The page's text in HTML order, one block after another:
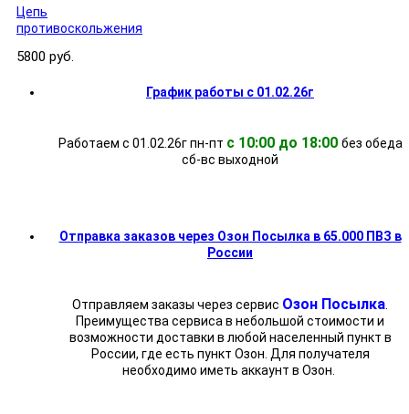
Цепь
противоскольжения
5800 руб.
График работы с 01.02.26г
Работаем с 01.02.26г пн-пт с 10:00 до 18:00 без обеда
cб-вс выходной
Отправка заказов через Озон Посылка в 65.000 ПВЗ в
России
Отправляем заказы через сервис Озон Посылка
Преимущества сервиса в небольшой стоимости и
возможности доставки в любой населенный пункт в
России, где есть пункт Озон. Для получателя
необходимо иметь аккаунт в Озон.